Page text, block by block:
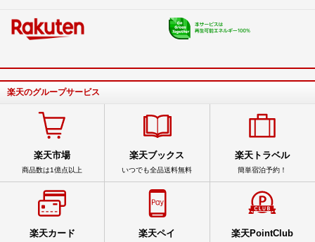
楽天のグループサービス
楽天市場
商品数は1億点以上
楽天ブックス
いつでも全品送料無料
楽天トラベル
簡単宿泊予約！
楽天カード 楽天ペイ 楽天PointClub